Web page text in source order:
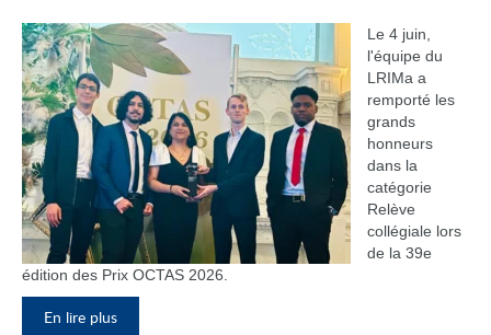
Le 4 juin,
l'équipe du
LRIMa a
remporté les
grands
honneurs
dans la
catégorie
Relève
collégiale lors
de la 39e
édition des Prix OCTAS 2026.
En lire plus